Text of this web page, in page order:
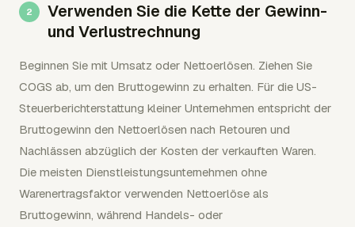
Verwenden Sie die Kette der Gewinn-
und Verlustrechnung
Beginnen Sie mit Umsatz oder Nettoerlösen. Ziehen Sie
COGS ab, um den Bruttogewinn zu erhalten. Für die US-
Steuerberichterstattung kleiner Unternehmen entspricht der
Bruttogewinn den Nettoerlösen nach Retouren und
Nachlässen abzüglich der Kosten der verkauften Waren.
Die meisten Dienstleistungsunternehmen ohne
Warenertragsfaktor verwenden Nettoerlöse als
Bruttogewinn, während Handels- oder